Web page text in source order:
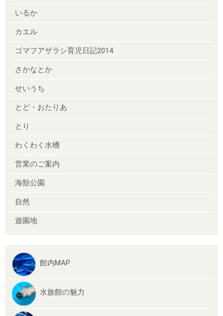
いるか
カエル
ゴマフアザラシ育児日記2014
さかなとか
せいうち
とど・おたりあ
とり
わくわく水槽
営業のご案内
海獣公園
自然
遊園地
館内MAP
水族館の魅力